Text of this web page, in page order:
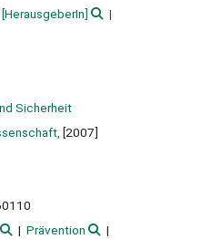
[HerausgeberIn]
Sicherheit
[2007]
Prävention